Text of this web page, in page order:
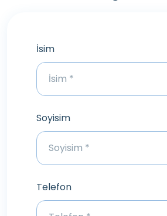
İsim
Soyisim
Telefon